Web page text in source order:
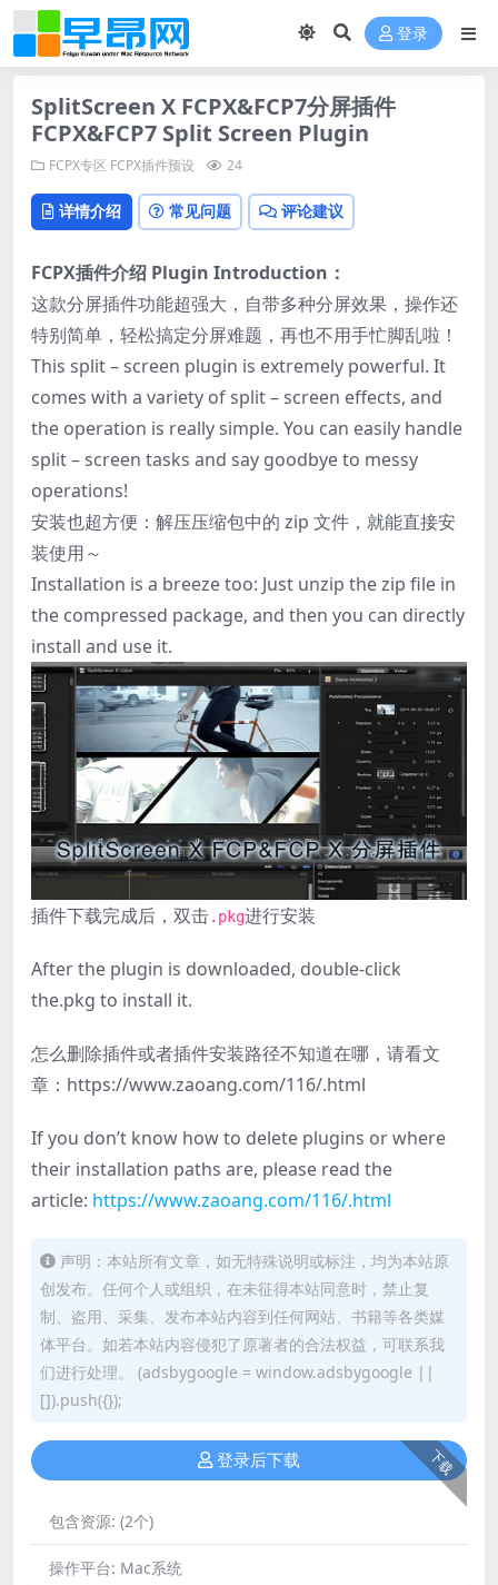
登录
SplitScreen X FCPX&FCP7分屏插件
FCPX&FCP7 Split Screen Plugin
FCPX专区 FCPX插件预设 24
详情介绍 常见问题 评论建议
FCPX插件介绍 Plugin Introduction：
这款分屏插件功能超强大，自带多种分屏效果，操作还
特别简单，轻松搞定分屏难题，再也不用手忙脚乱啦！
This split – screen plugin is extremely powerful. It
comes with a variety of split – screen effects, and
the operation is really simple. You can easily handle
split – screen tasks and say goodbye to messy
operations!
安装也超方便：解压压缩包中的 zip 文件，就能直接安
装使用～
Installation is a breeze too: Just unzip the zip file in
the compressed package, and then you can directly
install and use it.
插件下载完成后，双击.pkg进行安装
After the plugin is downloaded, double-click
the.pkg to install it.
怎么删除插件或者插件安装路径不知道在哪，请看文
章：https://www.zaoang.com/116/.html
If you don’t know how to delete plugins or where
their installation paths are, please read the
article: https://www.zaoang.com/116/.html
声明：本站所有文章，如无特殊说明或标注，均为本站原
创发布。任何个人或组织，在未征得本站同意时，禁止复
制、盗用、采集、发布本站内容到任何网站、书籍等各类媒
体平台。如若本站内容侵犯了原著者的合法权益，可联系我
们进行处理。 (adsbygoogle = window.adsbygoogle ||
[]).push({});
下载
登录后下载
包含资源: (2个)
操作平台: Mac系统